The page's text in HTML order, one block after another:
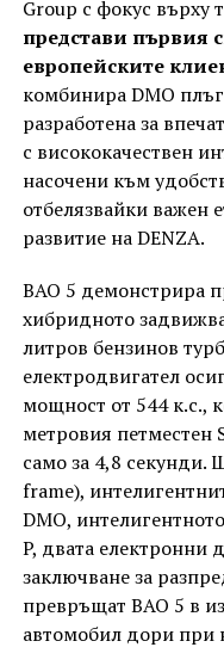
Group с фокус върху
представи първия
европейските
комбинира DMO
разработена за
с висококачествен
насочени към
отбелязвайки важен
развитие на DENZA.
BAO 5 демонстрира
хибридното
литров бензинов
електродвигател
мощност от 544 к.с.,
метровия петместен
само за 4,8 секунди.
frame),
DMO,
P, двата електронни
заключване за
превръщат BAO 5 в
автомобил дори при